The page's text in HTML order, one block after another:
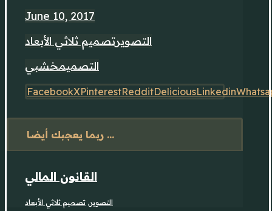
June 10, 2017
التصويرتصميم ثلاثي الأبعاد
التصميمخشبي
FacebookXPinterestRedditDeliciousLinkedin
ربما يعجبك أيضا ...
القانون المالي
التصوير, تصميم ثلاثي الأبعاد